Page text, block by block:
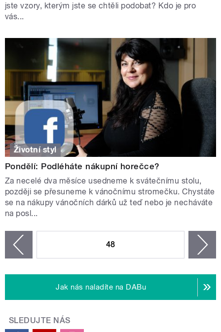
jste vzory, kterým jste se chtěli podobat? Kdo je pro
vás...
Životní styl
Pondělí: Podléháte nákupní horečce?
Za necelé dva měsíce usedneme k svátečnímu stolu,
později se přesuneme k vánočnímu stromečku. Chystáte
se na nákupy vánočních dárků už teď nebo je necháváte
na posl...
48
Jak nás naladíte na DABu
SLEDUJTE NÁS